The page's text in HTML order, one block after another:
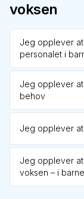
voksen
Jeg opplever
personalet i
Jeg opplever at
behov
Jeg opplever
Jeg opplever
voksen – i